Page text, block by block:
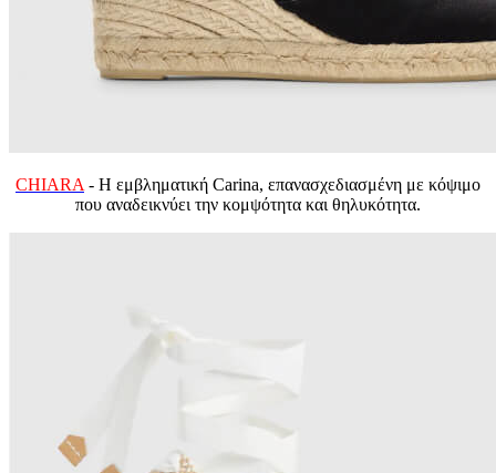
CHIARA - Η εμβληματική Carina, επανασχεδιασμένη με κόψιμο
που αναδεικνύει την κομψότητα και θηλυκότητα.